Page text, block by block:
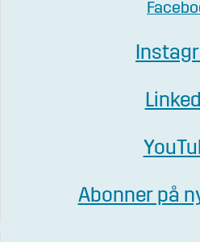
Abonner på